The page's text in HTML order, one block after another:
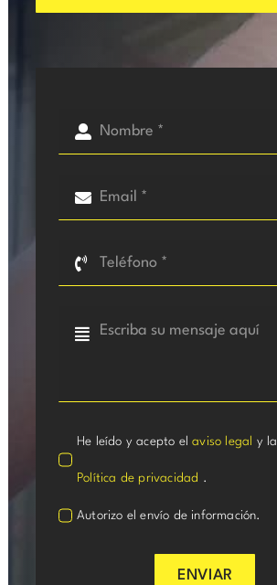
He leído y acepto elaviso legal y la
Política de privacidad .
Autorizo el envío de información.
ENVIAR